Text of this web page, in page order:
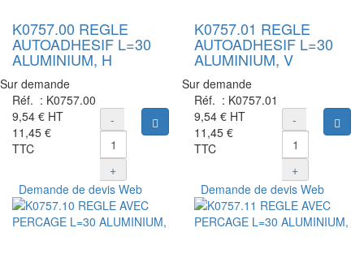
K0757.00 REGLE
AUTOADHESIF L=30
ALUMINIUM, H
Sur demande
Réf. : K0757.00
9,54 € HT
11,45 €
TTC
-
+
Ajouter au panier
K0757.01 REGLE
AUTOADHESIF L=30
ALUMINIUM, V
Sur demande
Réf. : K0757.01
9,54 € HT
11,45 €
TTC
-
+
Demande de devis Web Demande de devis Web